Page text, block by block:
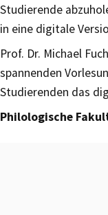
Studierende
in eine digitale
Prof. Dr. Michael
spannenden
Studierenden das
Philologische